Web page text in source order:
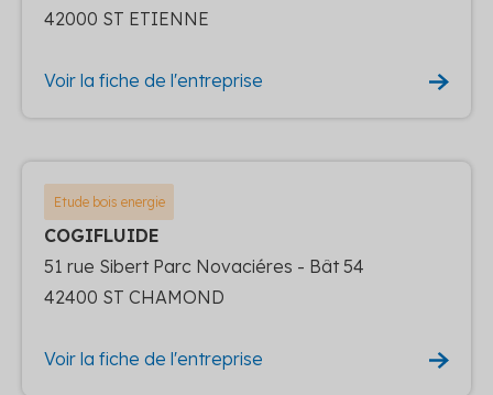
42000 ST ETIENNE
Voir la fiche de l'entreprise
Etude bois energie
COGIFLUIDE
51 rue Sibert Parc Novaciéres - Bât 54
42400 ST CHAMOND
Voir la fiche de l'entreprise